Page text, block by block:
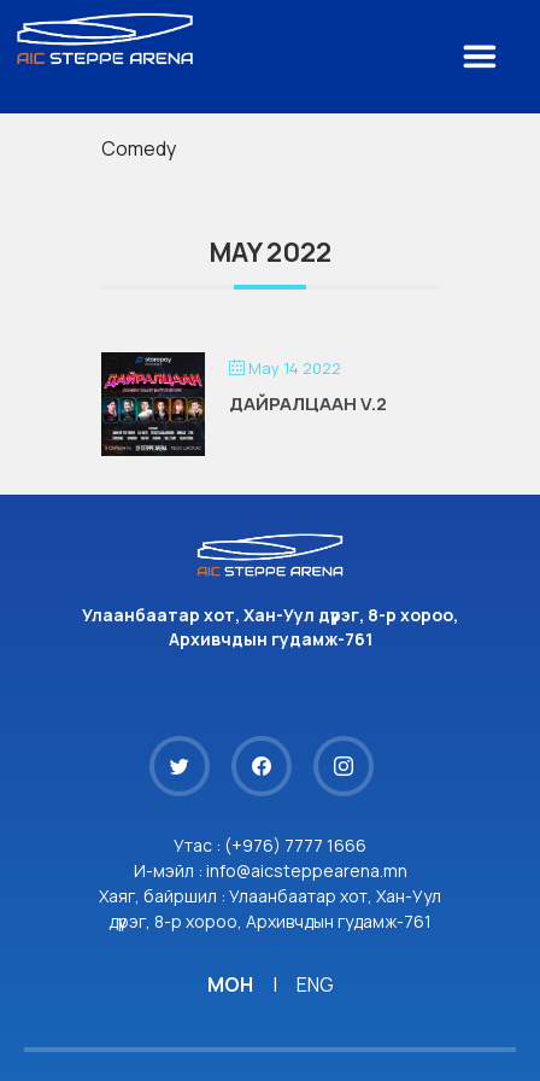
Comedy
MAY 2022
May 14 2022
ДАЙРАЛЦААН V.2
Улаанбаатар хот, Хан-Уул дүүрэг, 8-р хороо,
Архивчдын гудамж-761
Утас : (+976) 7777 1666
И-мэйл : info@aicsteppearena.mn
Хаяг, байршил : Улаанбаатар хот, Хан-Уул
дүүрэг, 8-р хороо, Архивчдын гудамж-761
МОН | ENG